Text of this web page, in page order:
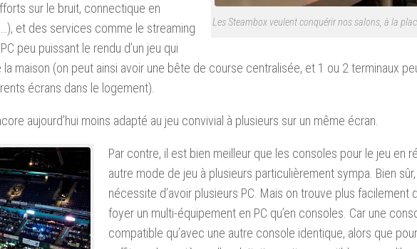
Les Steambox veulent conquérir nos salons, à la
sur le bruit, connectique en
et des services comme le streaming
peu puissant le rendu d’un jeu qui
la maison (on peut ainsi avoir une bête de course centralisée, et 1 ou 2 terminaux
écrans dans le logement).
aujourd’hui moins adapté au jeu convivial à plusieurs sur un même écran.
Par contre, il est bien meilleur que les consoles pour le jeu en
autre mode de jeu à plusieurs particulièrement sympa. Bien
nécessite d’avoir plusieurs PC. Mais on trouve plus facilement
foyer un multi-équipement en PC qu’en consoles. Car une
compatible qu’avec une autre console identique, alors que pour